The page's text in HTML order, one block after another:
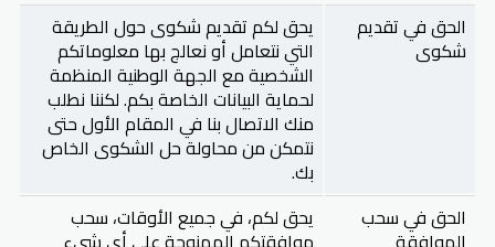
الحق في تقديم
شكوى
يحق لكم تقديم شكوى حول الطريقة
التي نتعامل أو نعالج بها معلوماتكم
الشخصية مع الجهة الوطنية المنظمة
لحماية البيانات الخاصة بكم. لكننا نطلب
منك الاتصال بنا في المقام الأول حتى
نتمكن من محاولة حل الشكوى الخاص
بك.
الحق في سحب
يحق لكم، في جميع الأوقات، سحب